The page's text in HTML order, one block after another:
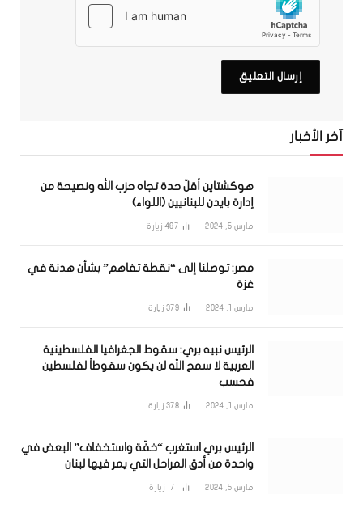
آخر الأخبار
هوكشتاين أقلّ حدة تجاه حزب الله ونصيحة من
إدارة بايدن للبنانيين (اللواء)
مارس 5, 2024 487 زيارة
مصر: توصلنا إلى “نقطة تفاهم” بشأن هدنة في
غزة
مارس 1, 2024 379 زيارة
الرئيس نبيه بري: سقوط الجغرافيا الفلسطينية
العربية لا سمح الله لن يكون سقوطاً لفلسطين
فحسب
مارس 1, 2024 378 زيارة
الرئيس بري استغرب “خفّة واستخفاف” البعض في
واحدة من أدق المراحل التي يمر فيها لبنان
مارس 5, 2024 171 زيارة